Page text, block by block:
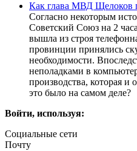
Как глава МВД Щелоков
Согласно некоторым
Советский Союз на 2
вышла из строя
провинции принялись
необходимости.
неполадками в
производства, которая и
это было на самом деле?
Войти, используя:
Социальные сети
Почту